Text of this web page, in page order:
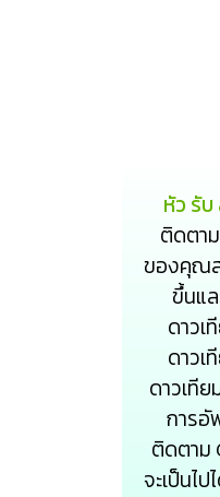
หัว รั
ติดตา
ของคุณ
ขึ้นแ
ดาวเ
ดาวเ
ดาวเที
การ
ติดตาม
จะเป็นไ